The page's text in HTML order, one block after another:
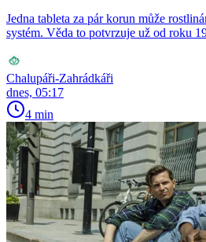
Jedna tableta za pár korun může
systém. Věda to potvrzuje už od roku
Chalupáři-Zahrádkáři
dnes, 05:17
4 min